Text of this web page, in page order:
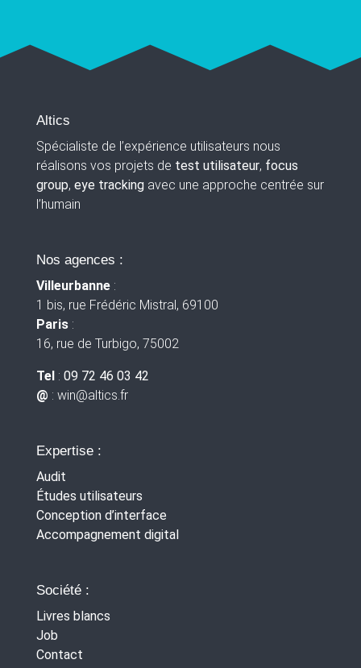
Altics
Spécialiste de l’expérience utilisateurs nous
réalisons vos projets de test utilisateur, focus
group, eye trackingavec une approche centrée sur
l’humain
Nos agences :
Villeurbanne :
1 bis, rue Frédéric Mistral, 69100
Paris:
16, rue de Turbigo, 75002
Tel : 09 72 46 03 42
@ : win@altics.fr
Expertise :
Audit
Études utilisateurs
Conception d’interface
Accompagnement digital
Société :
Livres blancs
Job
Contact